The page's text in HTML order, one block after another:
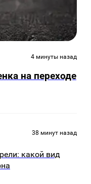
4 минуты назад
на переходе
38 минут назад
какой вид